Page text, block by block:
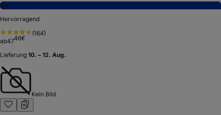
8,3
Hervorragend
(164)
ab4746€
Lieferung 10. – 12. Aug.
Kein Bild